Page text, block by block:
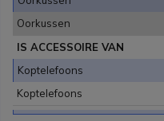
Oorkussen
IS ACCESSOIRE VAN
Koptelefoons
Koptelefoons